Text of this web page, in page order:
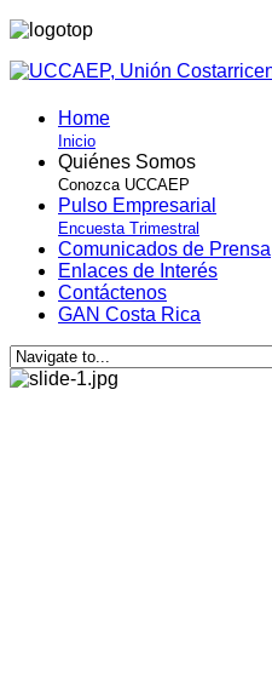
Home
Inicio
Quiénes Somos
Conozca UCCAEP
Pulso Empresarial
Encuesta Trimestral
Comunicados de Prensa
Enlaces de Interés
Contáctenos
GAN Costa Rica